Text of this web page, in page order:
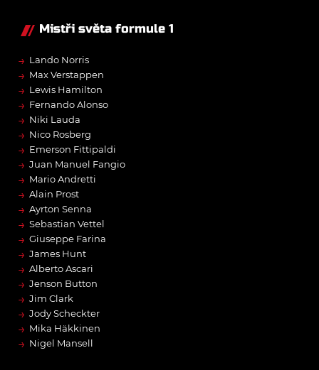
Mistři světa formule 1
→ Lando Norris
→ Max Verstappen
→ Lewis Hamilton
→ Fernando Alonso
→ Niki Lauda
→ Nico Rosberg
→ Emerson Fittipaldi
→ Juan Manuel Fangio
→ Mario Andretti
→ Alain Prost
→ Ayrton Senna
→ Sebastian Vettel
→ Giuseppe Farina
→ James Hunt
→ Alberto Ascari
→ Jenson Button
→ Jim Clark
→ Jody Scheckter
→ Mika Häkkinen
→ Nigel Mansell